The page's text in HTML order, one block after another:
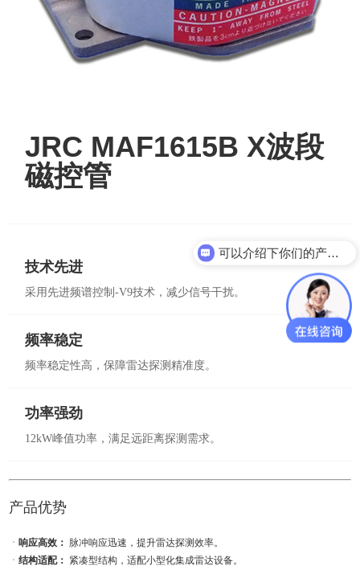
JRC MAF1615B X波段
磁控管
技术先进
采用先进频谱控制-V9技术，减少信号干扰。
频率稳定
频率稳定性高，保障雷达探测精准度。
功率强劲
12kW峰值功率，满足远距离探测需求。
产品优势
ㆍ响应高效：
脉冲响应迅速，提升雷达探测效率。
ㆍ结构适配： 紧凑型结构，适配小型化集成雷达设备。
可以介绍下你们的产品么？